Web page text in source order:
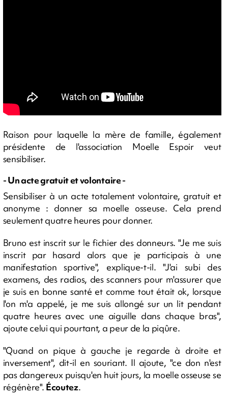
Raison pour laquelle la mère de famille, également
présidente de l'association Moelle Espoir veut
sensibiliser.
- Un acte gratuit et volontaire -
Sensibiliser à un acte totalement volontaire, gratuit et
anonyme : donner sa moelle osseuse. Cela prend
seulement quatre heures pour donner.
Bruno est inscrit sur le fichier des donneurs. "Je me suis
inscrit par hasard alors que je participais à une
manifestation sportive", explique-t-il. "J'ai subi des
examens, des radios, des scanners pour m'assurer que
je suis en bonne santé et comme tout était ok, lorsque
l'on m'a appelé, je me suis allongé sur un lit pendant
quatre heures avec une aiguille dans chaque bras",
ajoute celui qui pourtant, a peur de la piqûre.
"Quand on pique à gauche je regarde à droite et
inversement", dit-il en souriant. Il ajoute, "ce don n'est
pas dangereux puisqu'en huit jours, la moelle osseuse se
régénère". Écoutez.